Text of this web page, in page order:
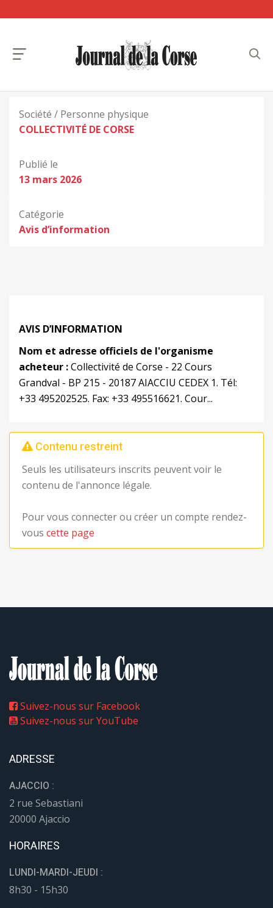
Société / Personne physique
COLLECTIVITÉ DE CORSE
Publié le
13 mars 2026
Catégorie
Avis d’information
AVIS D’INFORMATION
Nom et adresse officiels de l'organisme
acheteur :Collectivité de Corse - 22 Cours
Grandval - BP 215 - 20187 AIACCIU CEDEX 1. Tél:
+33 495202525. Fax: +33 495516621. Cour...
Contenu restreint
Seuls les utilisateurs inscrits peuvent voir le
contenu de l'annonce légale.
Pour vous connecter ou créer un compte rendez-
vous cette page
Suivez-nous sur Facebook
Suivez-nous sur YouTube
ADRESSE
AJACCIO :
2 rue Sebastiani
20000 Ajaccio
HORAIRES
LUNDI-MARDI-JEUDI :
8h30 - 15h30